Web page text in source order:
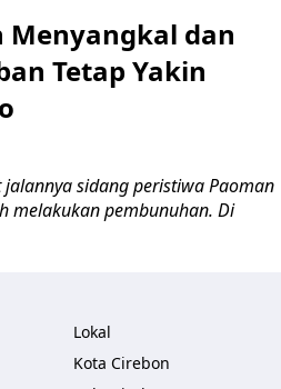
Menyangkal dan
Tetap Yakin
jalannya sidang peristiwa Paoman
melakukan pembunuhan. Di
Lokal
Kota Cirebon